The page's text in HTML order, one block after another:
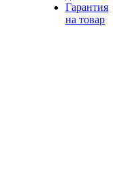
Гарантия
на товар